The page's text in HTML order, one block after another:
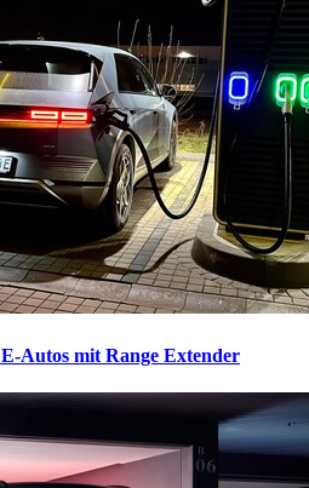
E-Autos mit Range Extender